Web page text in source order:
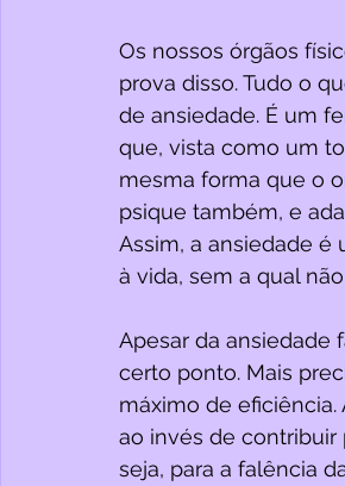
Os nossos órgãos
prova disso. Tudo o
de ansiedade. É um
que, vista como um
mesma forma que o
psique também, e
Assim, a ansiedade
à vida, sem a qual
Apesar da
certo ponto. Mais
máximo de eficiência.
ao invés de
seja, para a falência